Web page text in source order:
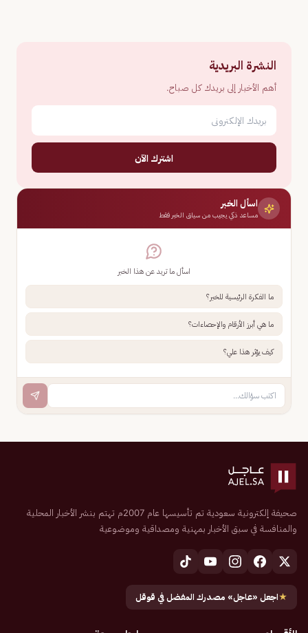
النشرة البريدية
أهم الأخبار إلى بريدك كل صباح.
اشترك الآن
اسأل الخبر
مساعد ذكي يجيب من سياق الخبر فقط
اسأل ما تريد عن هذا الخبر
ما الفكرة الرئيسية للخبر؟
ما هي أبرز الأرقام والإحصاءات؟
كيف يؤثر هذا علي؟
صحيفة إلكترونية سعودية تم تأسيسها عام 2007م تهتم بنشر الأخبار المحلية
والمنافسة في سبق الأخبار بمهنية ومصداقية وموضوعية
★اجعل «عاجل» مصدرك المفضل في قوقل